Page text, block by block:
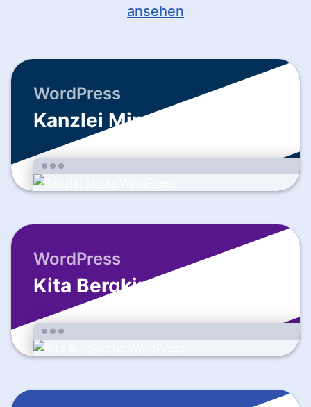
ansehen
WordPress
Kanzlei Minas
WordPress
Kita Bergkirche